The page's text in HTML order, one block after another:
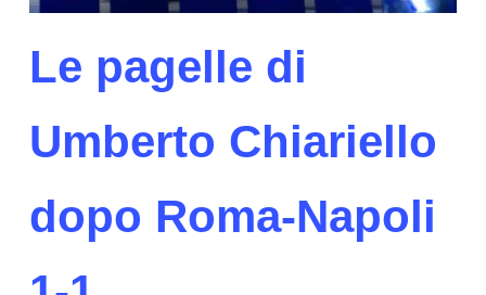
Le pagelle di
Umberto Chiariello
dopo Roma-Napoli